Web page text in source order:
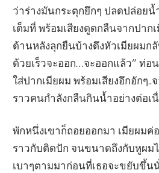
ว่าร่างมันกระตุกยึกๆ ปลดปล่อยน้
เต็มที่ พร้อมเสียงดูดกลืนจากปาก
ด้านหลังลุกยืนบ้างดึงหัวเมียผมก
ด้วยเร็วจะออก…จะออกแล้ว” ท่
ใส่ปากเมียผม พร้อมเสียงอึกอักๆ..
ราวคนกำลังกลืนกินน้ำอย่างต่อเ
พักหนึ่งเขาก็ถอยออกมา เมียผม
ราวกับติดปัก จนขนาดถึงกับหูผม
เบาๆตามมาก่อนที่เธอจะขยับขึ้น